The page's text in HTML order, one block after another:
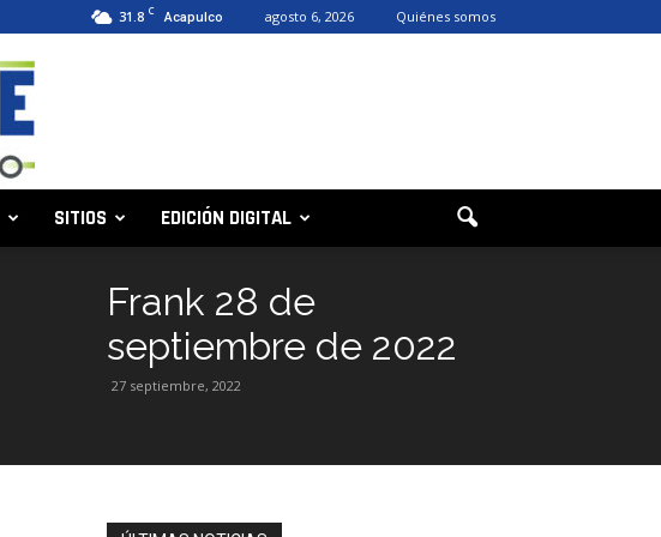
31.8 C Acapulco agosto 6, 2026 Quiénes somos
SITIOS EDICIÓN DIGITAL
Frank 28 de
septiembre de 2022
27 septiembre, 2022